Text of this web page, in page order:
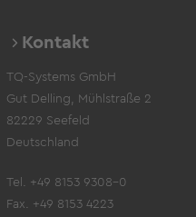
Kontakt
TQ-Systems GmbH
Gut Delling, Mühlstraße 2
82229 Seefeld
Deutschland
Tel. +49 8153 9308-0
Fax. +49 8153 4223